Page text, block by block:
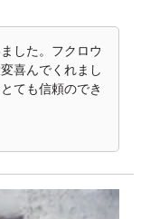
した。フクロウ
喜んでくれまし
ても信頼のでき